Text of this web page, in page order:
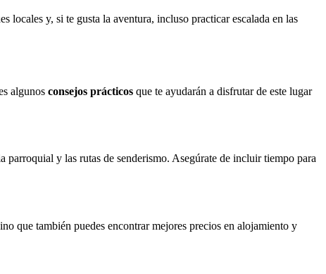
locales y, si te gusta la aventura, incluso practicar escalada en las
algunos consejos prácticos que te ayudarán a disfrutar de este lugar
y las rutas de senderismo. Asegúrate de incluir tiempo para
que también puedes encontrar mejores precios en alojamiento y